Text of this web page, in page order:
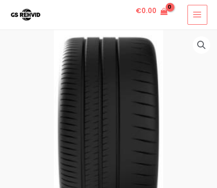
€0.00